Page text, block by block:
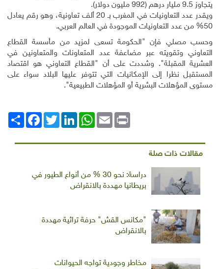
يتجاوز 9.5 مليار درهم (992 مليون دولار).
ويقدر عدد التعاونيات في المغرب بـ 20 ألف تعاونية، وهو رقم يعادل
50% من عدد التعاونيات الموجودة في العالم العربي.
وحسب مصلي فإن "الحكومة تسعى لمزيد من مأسسة القطاع
التعاوني وتقويته عبر مضاعفة عدد المتعاونات والمتعاونين في
العشرية المقبلة". وشددت على أن "القطاع التعاوني هو اقتصاد
المستقبل نظرا إلى الإمكانيات التي تتوفر عليها البلاد سواء على
مستوى المؤهلات البشرية أو المؤهلات الطبيعية".
انشر
FacebookTwitterLinkedIn
WhatsAppEmail Print
مقالات ذات صلة
دراسة: نحو 30 % من أنواع الطيور في
بريطانيا مهددة بالانقراض
"مكانس القش" حرفة تراثية مهددة
بالانقراض
مخاطر وجودية تواجه الحيوانات